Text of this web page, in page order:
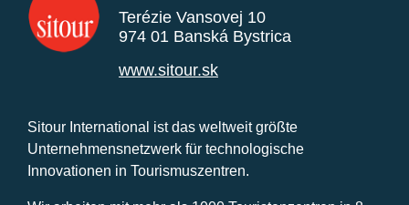
Terézie Vansovej 10
974 01 Banská Bystrica
www.sitour.sk
Sitour International ist das weltweit größte
Unternehmensnetzwerk für technologische
Innovationen in Tourismuszentren.